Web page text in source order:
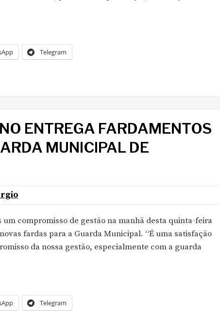
Telegram
ENTREGA FARDAMENTOS
MUNICIPAL DE
compromisso de gestão na manhã desta quinta-feira
fardas para a Guarda Municipal. “É uma satisfação
da nossa gestão, especialmente com a guarda
Telegram